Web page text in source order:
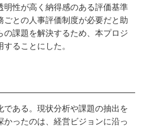
性が高く納得感のある評価基準
との人事評価制度が必要だと助
課題を解決するため、本プロジ
ることにした。
である。現状分析や課題の抽出を
ったのは、経営ビジョンに沿っ